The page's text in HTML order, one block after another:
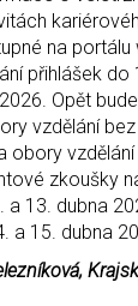
na
přihlášek do
Opět
vzdělání
obory
zkoušky
a 13. dubna
a 15. dubna